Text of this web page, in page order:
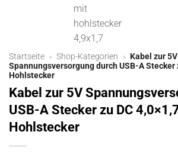
mit
hohlstecker
4,9x1,7
Startseite » Shop-Kategorien » Kabel zur 5V
Spannungsversorgung durch USB-A Stecker
Hohlstecker
Kabel zur 5V
USB-A Stecker zu DC
Hohlstecker